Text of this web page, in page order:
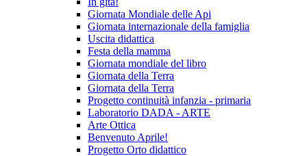
Giornata Mondiale delle Api
Giornata internazionale della famiglia
Uscita didattica
Festa della mamma
Giornata mondiale del libro
Giornata della Terra
Giornata della Terra
Progetto continuità infanzia - primaria
Laboratorio DADA - ARTE
Arte Ottica
Benvenuto Aprile!
Progetto Orto didattico